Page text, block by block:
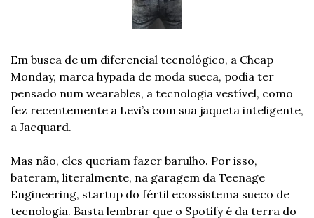
Em busca de um diferencial tecnológico, a Cheap
Monday, marca hypada de moda sueca, podia ter
pensado num wearables, a tecnologia vestível, como
fez recentemente a Levi’s com sua jaqueta inteligente,
a Jacquard.
Mas não, eles queriam fazer barulho. Por isso,
bateram, literalmente, na garagem da Teenage
Engineering, startup do fértil ecossistema sueco de
tecnologia. Basta lembrar que o Spotify é da terra do